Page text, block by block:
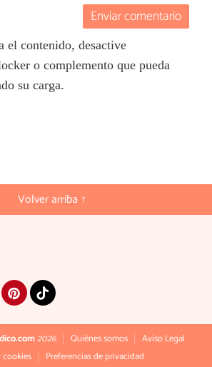
Enviar comentario
el contenido, desactive
o complemento que pueda
su carga.
Volver arriba ↑
2026 Quiénes somos
Aviso Legal
Preferencias de privacidad